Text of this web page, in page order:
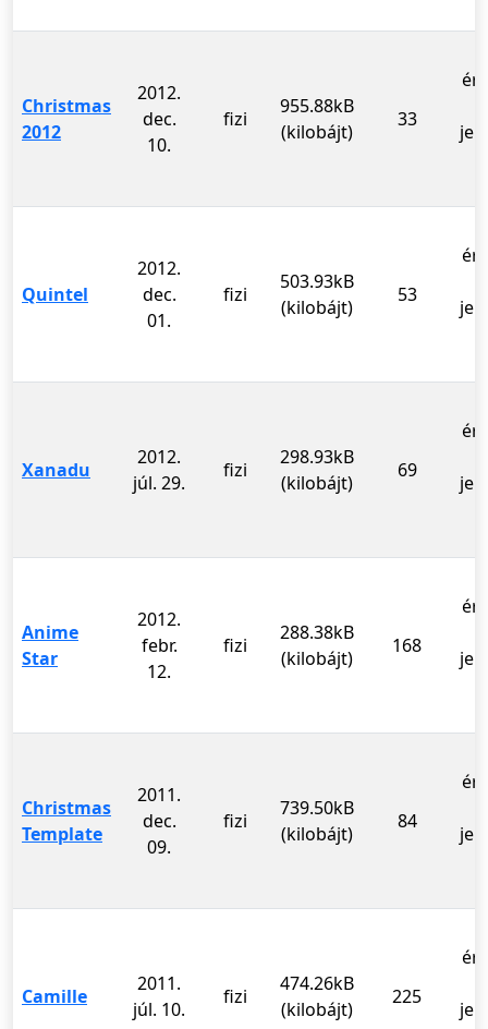
Christmas
2012
2012.
dec.
10.
fizi
955.88kB
(kilobájt)
33
Quintel
2012.
dec.
01.
fizi
503.93kB
(kilobájt)
53
Xanadu
2012.
júl. 29.
fizi
298.93kB
(kilobájt)
69
Anime
Star
2012.
febr.
12.
fizi
288.38kB
(kilobájt)
168
Christmas
Template
2011.
dec.
09.
fizi
739.50kB
(kilobájt)
84
Camille
2011.
júl. 10.
fizi
474.26kB
(kilobájt)
225